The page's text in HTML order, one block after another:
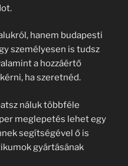
hanem budapesti
személyesen is tudsz
a hozzáértő
ha szeretnéd.
náluk többféle
meglepetés lehet egy
segítségével ő is
gyártásának